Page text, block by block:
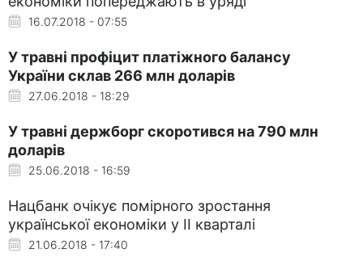
16.07.2018 - 07:55
У травні профіцит платіжного балансу
України склав 266 млн доларів
27.06.2018 - 18:29
У травні держборг скоротився на 790 млн
доларів
25.06.2018 - 16:59
Нацбанк очікує помірного зростання
української економіки у II кварталі
21.06.2018 - 17:40